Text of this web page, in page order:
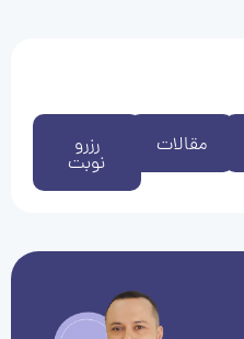
رزرو
نوبت
مقالات